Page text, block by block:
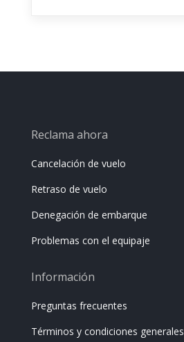
Reclama ahora
Cancelación de vuelo
Retraso de vuelo
Denegación de embarque
Problemas con el equipaje
Información
Preguntas frecuentes
Términos y condiciones generales